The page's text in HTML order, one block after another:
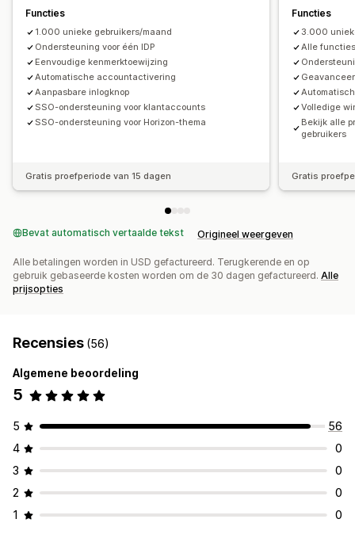
Functies
1.000 unieke gebruikers/maand
Ondersteuning voor één IDP
Eenvoudige kenmerktoewijzing
Automatische accountactivering
Aanpasbare inlogknop
SSO-ondersteuning voor klantaccounts
SSO-ondersteuning voor Horizon-thema
Gratis proefperiode van 15 dagen
Functies
3.000
Alle
Volledige
Bekijk alle
gebruikers
Gratis
Bevat automatisch vertaalde tekst Origineel weergeven
Alle betalingen worden in USD gefactureerd. Terugkerende en op
gebruik gebaseerde kosten worden om de 30 dagen gefactureerd. Alle
prijsopties
Recensies (56)
Algemene beoordeling
5
5
56
4
0
3
0
2
0
1
0